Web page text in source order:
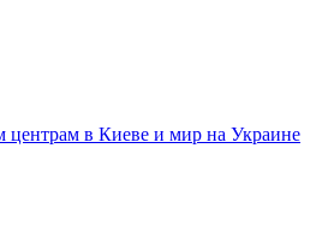
центрам в Киеве и мир на Украине